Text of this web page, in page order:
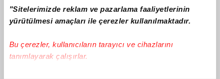
"Sitelerimizde reklam ve pazarlama faaliyetlerinin
yürütülmesi amaçları ile çerezler kullanılmaktadır.
Bu çerezler, kullanıcıların tarayıcı ve cihazlarını
tanımlayarak çalışırlar.